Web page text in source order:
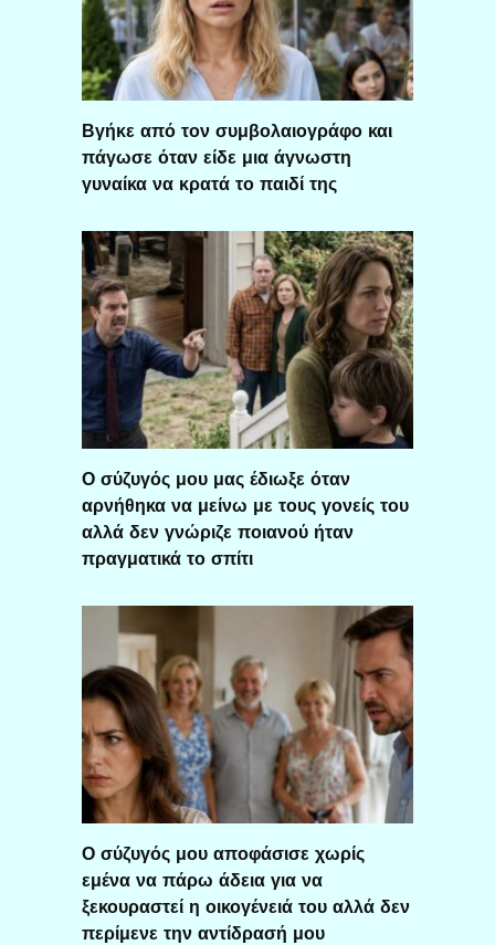
Βγήκε από τον συμβολαιογράφο και
πάγωσε όταν είδε μια άγνωστη
γυναίκα να κρατά το παιδί της
Ο σύζυγός μου μας έδιωξε όταν
αρνήθηκα να μείνω με τους γονείς του
αλλά δεν γνώριζε ποιανού ήταν
πραγματικά το σπίτι
Ο σύζυγός μου αποφάσισε χωρίς
εμένα να πάρω άδεια για να
ξεκουραστεί η οικογένειά του αλλά δεν
περίμενε την αντίδρασή μου